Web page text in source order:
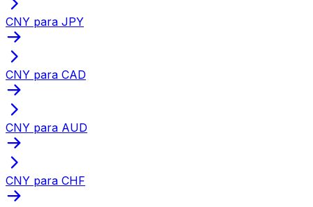
CNY para JPY
CNY para CAD
CNY para AUD
CNY para CHF